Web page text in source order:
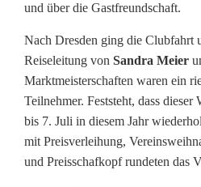
g
r
e
i
c
h
und über die Gastfreundschaft.
Nach Dresden ging die Clubfahrt
Reiseleitung von Sandra Meier
Marktmeisterschaften waren ein
Teilnehmer. Feststeht, dass
bis 7. Juli in diesem Jahr
mit Preisverleihung,
und Preisschafkopf rundeten das